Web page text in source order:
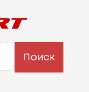
Поиск